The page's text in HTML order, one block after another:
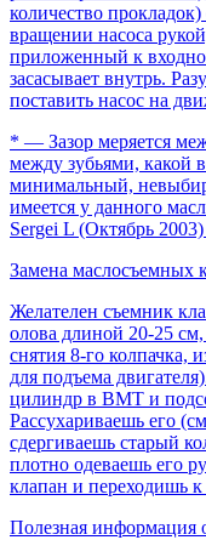
количество
вращении насоса
приложенный к
засасывает внутрь.
поставить насос на
* — Зазор меряется
между зубьями, какой
минимальный,
имеется у данного
Sergei L (Октябрь
Замена маслосъемных
Желателен съемник
олова длиной 20-25 см,
снятия 8-го колпачка,
для подъема
цилиндр в ВМТ и
Рассухариваешь его
сдергиваешь старый
плотно одеваешь его
клапан и переходишь
Полезная информация